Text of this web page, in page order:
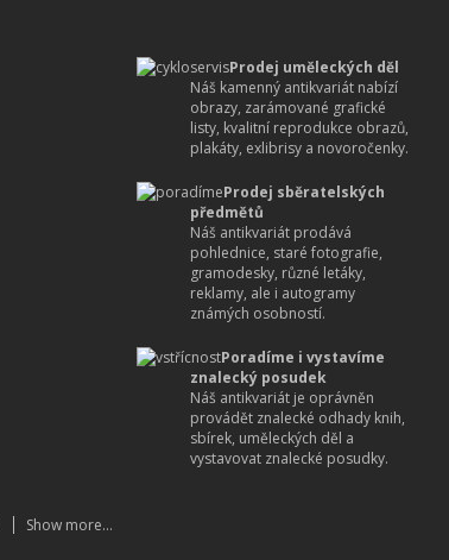
Prodej uměleckých děl
Náš kamenný antikvariát nabízí
obrazy, zarámované grafické
listy, kvalitní reprodukce obrazů,
plakáty, exlibrisy a novoročenky.
Prodej sběratelských
předmětů
Náš antikvariát prodává
pohlednice, staré fotografie,
gramodesky, různé letáky,
reklamy, ale i autogramy
známých osobností.
Poradíme i vystavíme
znalecký posudek
Náš antikvariát je oprávněn
provádět znalecké odhady knih,
sbírek, uměleckých děl a
vystavovat znalecké posudky.
Show more...